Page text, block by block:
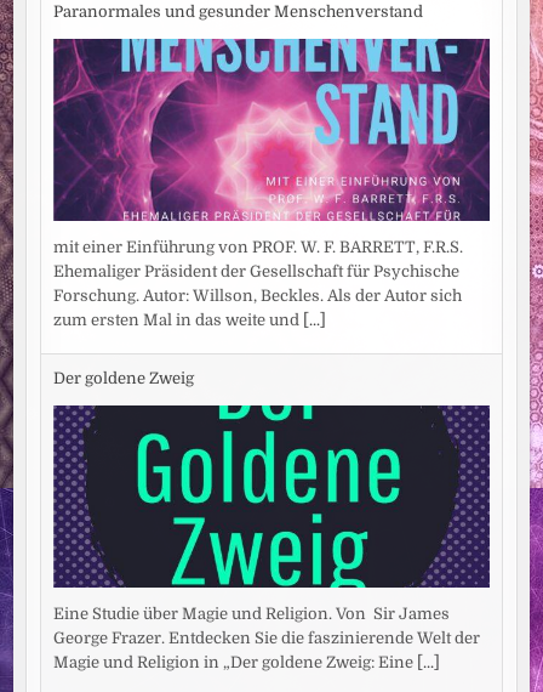
Paranormales und gesunder Menschenverstand
mit einer Einführung von PROF. W. F. BARRETT, F.R.S.
Ehemaliger Präsident der Gesellschaft für Psychische
Forschung. Autor: Willson, Beckles. Als der Autor sich
zum ersten Mal in das weite und [...]
Der goldene Zweig
Eine Studie über Magie und Religion. Von Sir James
George Frazer. Entdecken Sie die faszinierende Welt der
Magie und Religion in „Der goldene Zweig: Eine [...]